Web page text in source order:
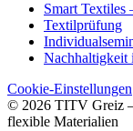
Smart
Textilprüfung
Nachhaltigkeit
Cookie-Einstellungen
© 2026 TITV Greiz
flexible Materialien